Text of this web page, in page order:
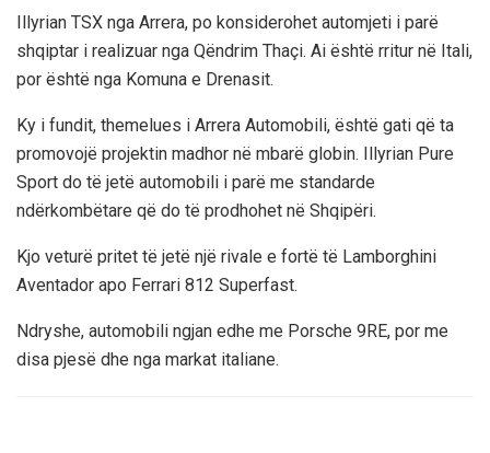
Illyrian TSX nga Arrera, po konsiderohet automjeti i parë
shqiptar i realizuar nga Qëndrim Thaçi. Ai është rritur në Itali,
por është nga Komuna e Drenasit.
Ky i fundit, themelues i Arrera Automobili, është gati që ta
promovojë projektin madhor në mbarë globin. Illyrian Pure
Sport do të jetë automobili i parë me standarde
ndërkombëtare që do të prodhohet në Shqipëri.
Kjo veturë pritet të jetë një rivale e fortë të Lamborghini
Aventador apo Ferrari 812 Superfast.
Ndryshe, automobili ngjan edhe me Porsche 9RE, por me
disa pjesë dhe nga markat italiane.